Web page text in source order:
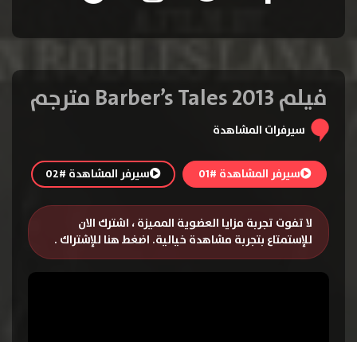
فيلم Barber’s Tales 2013 مترجم
سيرفرات المشاهدة
سيرفر المشاهدة #01 سيرفر المشاهدة #02
لا تفوت تجربة مزايا العضوية المميزة ، اشترك الان
للإستمتاع بتجربة مشاهدة خيالية. اضغط هنا للإشتراك .